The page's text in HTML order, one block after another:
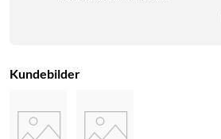
Kundebilder